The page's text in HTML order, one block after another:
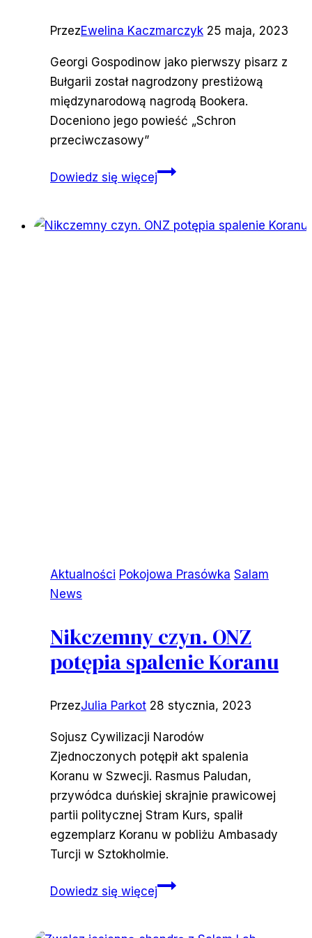
PrzezEwelina Kaczmarczyk 25 maja, 2023
Georgi Gospodinow jako pierwszy pisarz z
Bułgarii został nagrodzony prestiżową
międzynarodową nagrodą Bookera.
Doceniono jego powieść „Schron
przeciwczasowy”
Dowiedz się więcejPierwszy
dla
Aktualności Pokojowa Prasówka Salam
News
Nikczemny czyn. ONZ
potępia spalenie Koranu
PrzezJulia Parkot 28 stycznia, 2023
Sojusz Cywilizacji Narodów
Zjednoczonych potępił akt spalenia
Koranu w Szwecji. Rasmus Paludan,
przywódca duńskiej skrajnie prawicowej
partii politycznej Stram Kurs, spalił
egzemplarz Koranu w pobliżu Ambasady
Turcji w Sztokholmie.
Dowiedz się więcejNikczemny